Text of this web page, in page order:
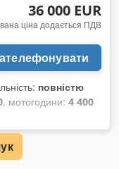
36 000 EUR
ціна додається ПДВ
повністю
, мотогодини: 4 400
, Обладнання: